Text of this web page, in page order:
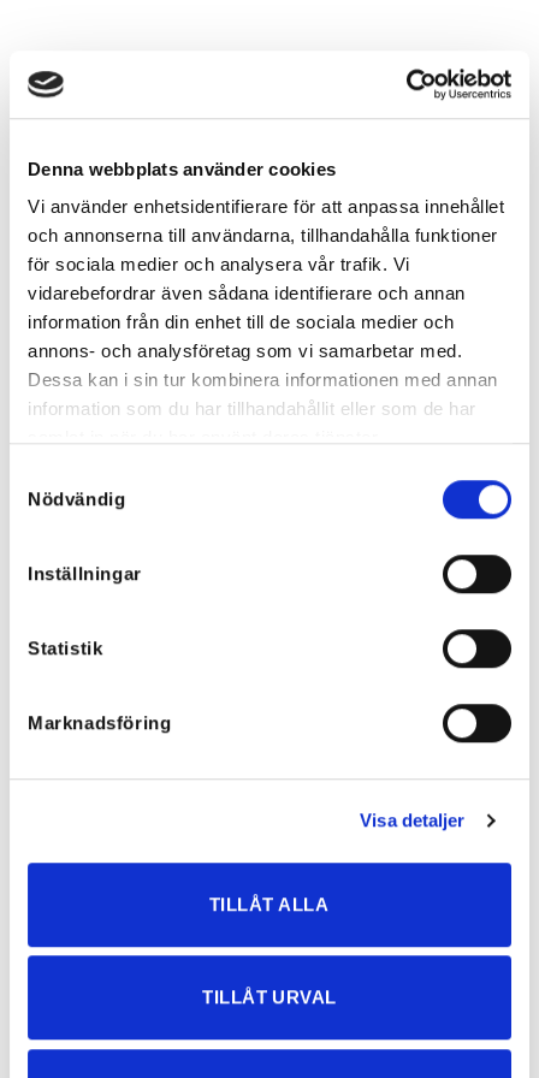
Denna webbplats använder cookies
Vi använder enhetsidentifierare för att anpassa innehållet
och annonserna till användarna, tillhandahålla funktioner
för sociala medier och analysera vår trafik. Vi
vidarebefordrar även sådana identifierare och annan
information från din enhet till de sociala medier och
annons- och analysföretag som vi samarbetar med.
Dessa kan i sin tur kombinera informationen med annan
information som du har tillhandahållit eller som de har
Nödvändig
Inställningar
Statistik
Marknadsföring
Visa detaljer
TILLÅT ALLA
TILLÅT URVAL